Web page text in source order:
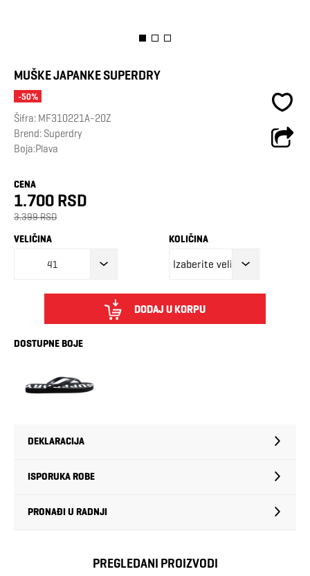
MUŠKE JAPANKE SUPERDRY
-50%
Šifra: MF310221A-20Z
Brend: Superdry
Boja:Plava
CENA
1.700 RSD
3.399 RSD
VELIČINA
41
KOLIČINA
DODAJ U KORPU
DOSTUPNE BOJE
DEKLARACIJA
ISPORUKA ROBE
PRONAĐI U RADNJI
PREGLEDANI PROIZVODI